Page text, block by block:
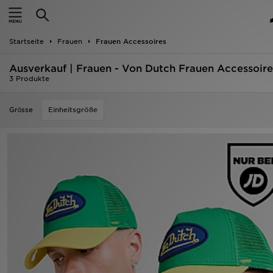
Startseite Frauen Frauen Accessoires
Ausverkauf | Frauen - Von Dutch Frauen
3 Produkte
Grӧsse Einheitsgröße
Startseite
Marken
Bestsellers
JD Exklusives